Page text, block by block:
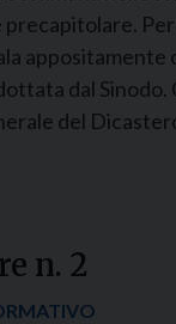
dal
del
n. 2